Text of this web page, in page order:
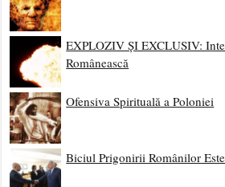
EXPLOZIV ȘI EXCLUSIV:
Românească
Ofensiva Spirituală a Poloniei
Biciul Prigonirii Românilor